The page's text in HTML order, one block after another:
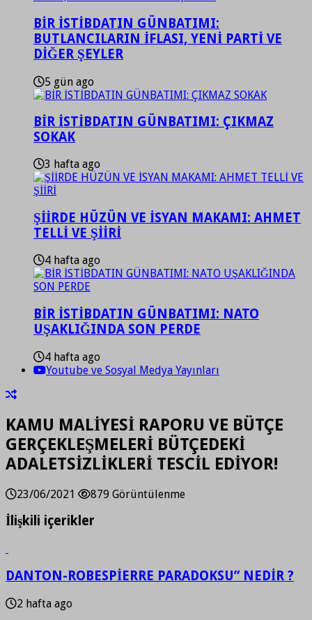
BİR İSTİBDATIN GÜNBATIMI:
BUTLANCILARIN İFLASI, YENİ PARTİ VE
DİĞER ŞEYLER
5 gün ago
BİR İSTİBDATIN GÜNBATIMI: ÇIKMAZ
SOKAK
3 hafta ago
ŞİİRDE HÜZÜN VE İSYAN MAKAMI: AHMET
TELLİ VE ŞİİRİ
4 hafta ago
BİR İSTİBDATIN GÜNBATIMI: NATO
UŞAKLIĞINDA SON PERDE
4 hafta ago
Youtube ve Sosyal Medya Yayınları
KAMU MALİYESİ RAPORU VE BÜTÇE
GERÇEKLEŞMELERİ BÜTÇEDEKİ
ADALETSİZLİKLERİ TESCİL EDİYOR!
23/06/2021 879 Görüntülenme
İlişkili içerikler
DANTON-ROBESPİERRE PARADOKSU” NEDİR ?
2 hafta ago